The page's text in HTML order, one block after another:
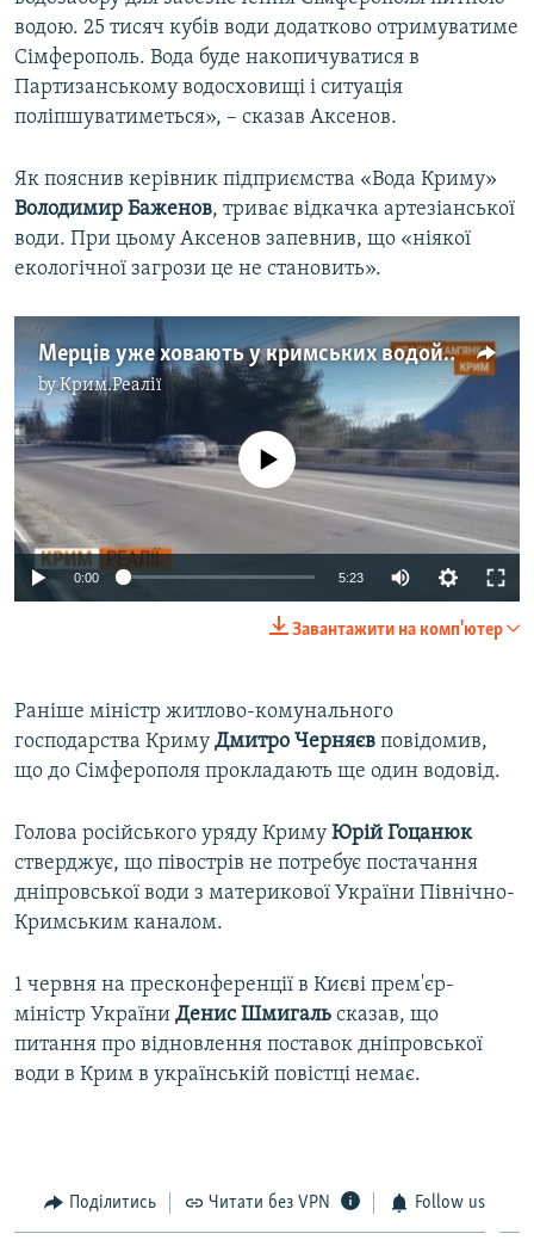
водою. 25 тисяч кубів води додатково отримуватиме
Сімферополь. Вода буде накопичуватися в
Партизанському водосховищі і ситуація
поліпшуватиметься», – сказав Аксенов.
Як пояснив керівник підприємства «Вода Криму»
Володимир Баженов, триває відкачка артезіанської
води. При цьому Аксенов запевнив, що «ніякої
екологічної загрози це не становить».
Мерців уже ховають у кримських водоймах | Крим.Реалії (відео)
byКрим.Реалії
1080p
No media source currently available
0:00 5:23
1080p
Завантажити на комп'ютер
Раніше міністр житлово-комунального
господарства Криму Дмитро Черняєв повідомив,
що до Сімферополя прокладають ще один водовід.
Голова російського уряду Криму Юрій Гоцанюк
стверджує, що півострів не потребує постачання
дніпровської води з материкової України Північно-
Кримським каналом.
1 червня на пресконференції в Києві прем'єр-
міністр України Денис Шмигаль сказав, що
питання про відновлення поставок дніпровської
води в Крим в українській повістці немає.
Поділитись Читати без VPN Follow us